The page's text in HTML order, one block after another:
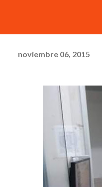
noviembre 06, 2015